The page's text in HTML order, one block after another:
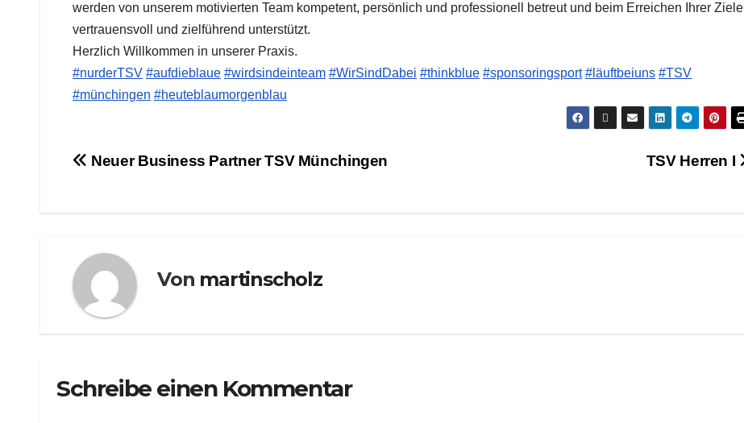
werden von unserem motivierten Team kompetent, persönlich und professionell betreut und beim Erreichen Ihrer Ziele
vertrauensvoll und zielführend unterstützt.
Herzlich Willkommen in unserer Praxis.
#nurderTSV #aufdieblaue #wirdsindeinteam #WirSindDabei #thinkblue #sponsoringsport #läuftbeiuns #TSV
#münchingen #heuteblaumorgenblau
Beitragsnavigation TSV Herren I
Neuer Business Partner TSV Münchingen
Von martinscholz
Schreibe einen Kommentar